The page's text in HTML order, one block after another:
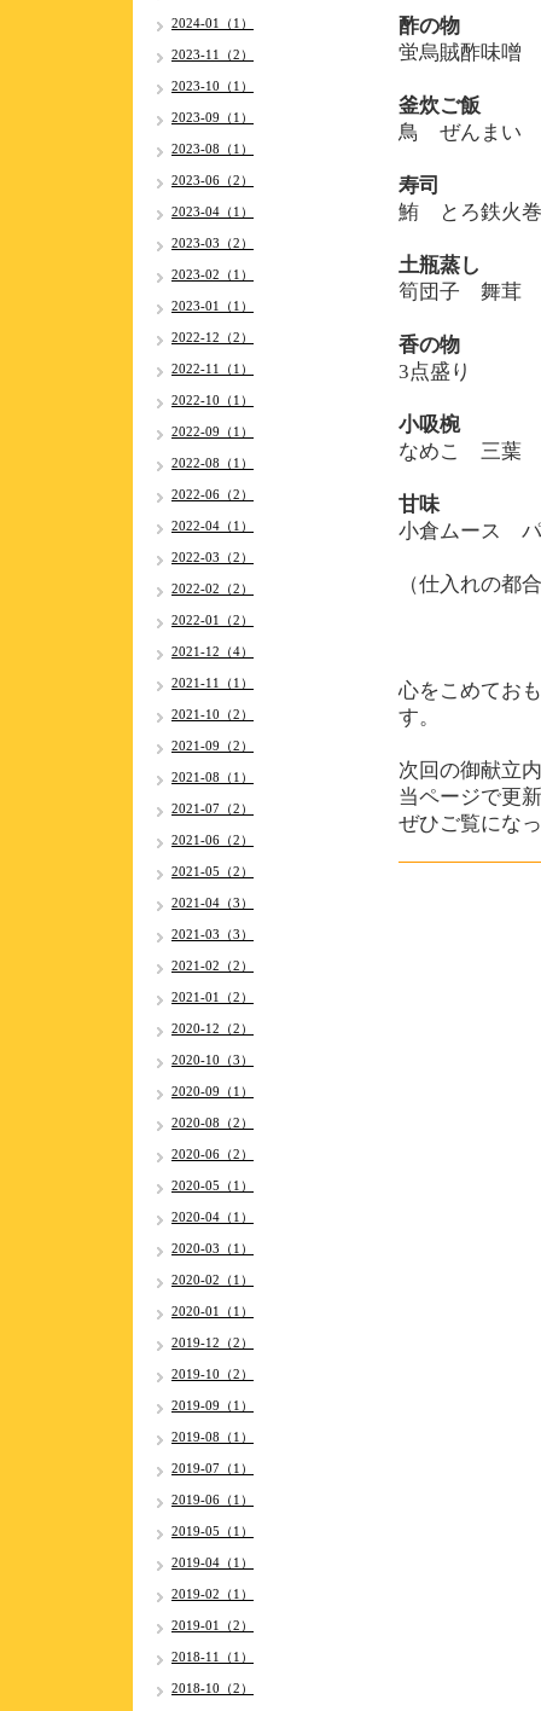
酢の物
蛍烏賊酢味
釜炊ご飯
鳥 ぜんまい
寿司
鮪 とろ鉄火
土瓶蒸し
筍団子 舞茸
香の物
3点盛り
小吸椀
なめこ 三葉
甘味
小倉ムース
（仕入れの都
心をこめてお
す。
次回の御献立
当ページで更
ぜひご覧にな
2024-01（1）
2023-11（2）
2023-10（1）
2023-09（1）
2023-08（1）
2023-06（2）
2023-04（1）
2023-03（2）
2023-02（1）
2023-01（1）
2022-12（2）
2022-11（1）
2022-10（1）
2022-09（1）
2022-08（1）
2022-06（2）
2022-04（1）
2022-03（2）
2022-02（2）
2022-01（2）
2021-12（4）
2021-11（1）
2021-10（2）
2021-09（2）
2021-08（1）
2021-07（2）
2021-06（2）
2021-05（2）
2021-04（3）
2021-03（3）
2021-02（2）
2021-01（2）
2020-12（2）
2020-10（3）
2020-09（1）
2020-08（2）
2020-06（2）
2020-05（1）
2020-04（1）
2020-03（1）
2020-02（1）
2020-01（1）
2019-12（2）
2019-10（2）
2019-09（1）
2019-08（1）
2019-07（1）
2019-06（1）
2019-05（1）
2019-04（1）
2019-02（1）
2019-01（2）
2018-11（1）
2018-10（2）